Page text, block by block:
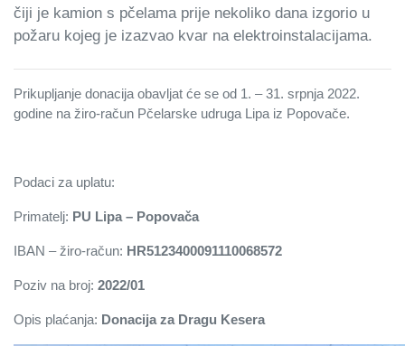
čiji je kamion s pčelama prije nekoliko dana izgorio u
požaru kojeg je izazvao kvar na elektroinstalacijama.
Prikupljanje donacija obavljat će se od 1. – 31. srpnja 2022.
godine na žiro-račun Pčelarske udruga Lipa iz Popovače.
Podaci za uplatu:
Primatelj: PU Lipa – Popovača
IBAN – žiro-račun: HR5123400091110068572
Poziv na broj: 2022/01
Opis plaćanja: Donacija za Dragu Kesera